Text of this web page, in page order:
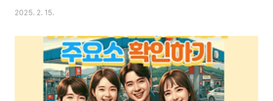
을 받으시길 바랍니다. 아래 표에 날짜별로 결혼박람회 정리드리니 편하게 확
스 페어학여울역 SETEC서울 웨딩홀 박람회학여울역 SETEC신세계백화점
본점 웨딩박람회신세계백화점 본점제이웨딩 혼수박람회SC컨벤션센터노원
롯데백화점 웨딩박람회롯데백화점 노원점팜투어 신혼여행 박람회학동역 건설
회관빌딩아이니웨딩 서울웨딩쇼코엑스 마곡2.22~23하우투 웨딩페어선릉역
호텔뉴브서울 세텍 웨딩박람회학여울역 SETEC서울 세텍 웨..
2025. 2. 15.